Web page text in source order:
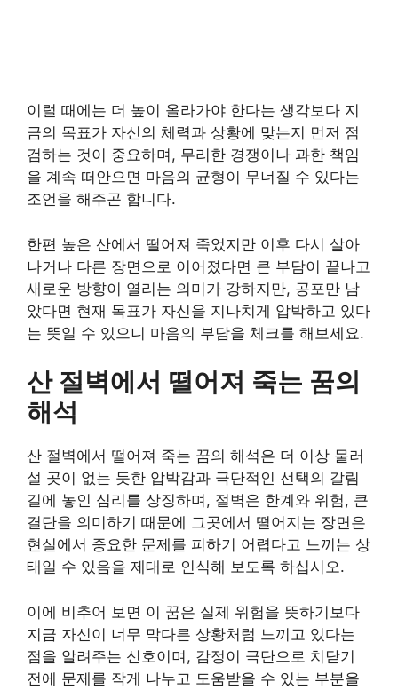
이럴 때에는 더 높이 올라가야 한다는 생각보다 지
금의 목표가 자신의 체력과 상황에 맞는지 먼저 점
검하는 것이 중요하며, 무리한 경쟁이나 과한 책임
을 계속 떠안으면 마음의 균형이 무너질 수 있다는
조언을 해주곤 합니다.
한편 높은 산에서 떨어져 죽었지만 이후 다시 살아
나거나 다른 장면으로 이어졌다면 큰 부담이 끝나고
새로운 방향이 열리는 의미가 강하지만, 공포만 남
았다면 현재 목표가 자신을 지나치게 압박하고 있다
는 뜻일 수 있으니 마음의 부담을 체크를 해보세요.
산 절벽에서 떨어져 죽는 꿈의
해석
산 절벽에서 떨어져 죽는 꿈의 해석은 더 이상 물러
설 곳이 없는 듯한 압박감과 극단적인 선택의 갈림
길에 놓인 심리를 상징하며, 절벽은 한계와 위험, 큰
결단을 의미하기 때문에 그곳에서 떨어지는 장면은
현실에서 중요한 문제를 피하기 어렵다고 느끼는 상
태일 수 있음을 제대로 인식해 보도록 하십시오.
이에 비추어 보면 이 꿈은 실제 위험을 뜻하기보다
지금 자신이 너무 막다른 상황처럼 느끼고 있다는
점을 알려주는 신호이며, 감정이 극단으로 치닫기
전에 문제를 작게 나누고 도움받을 수 있는 부분을